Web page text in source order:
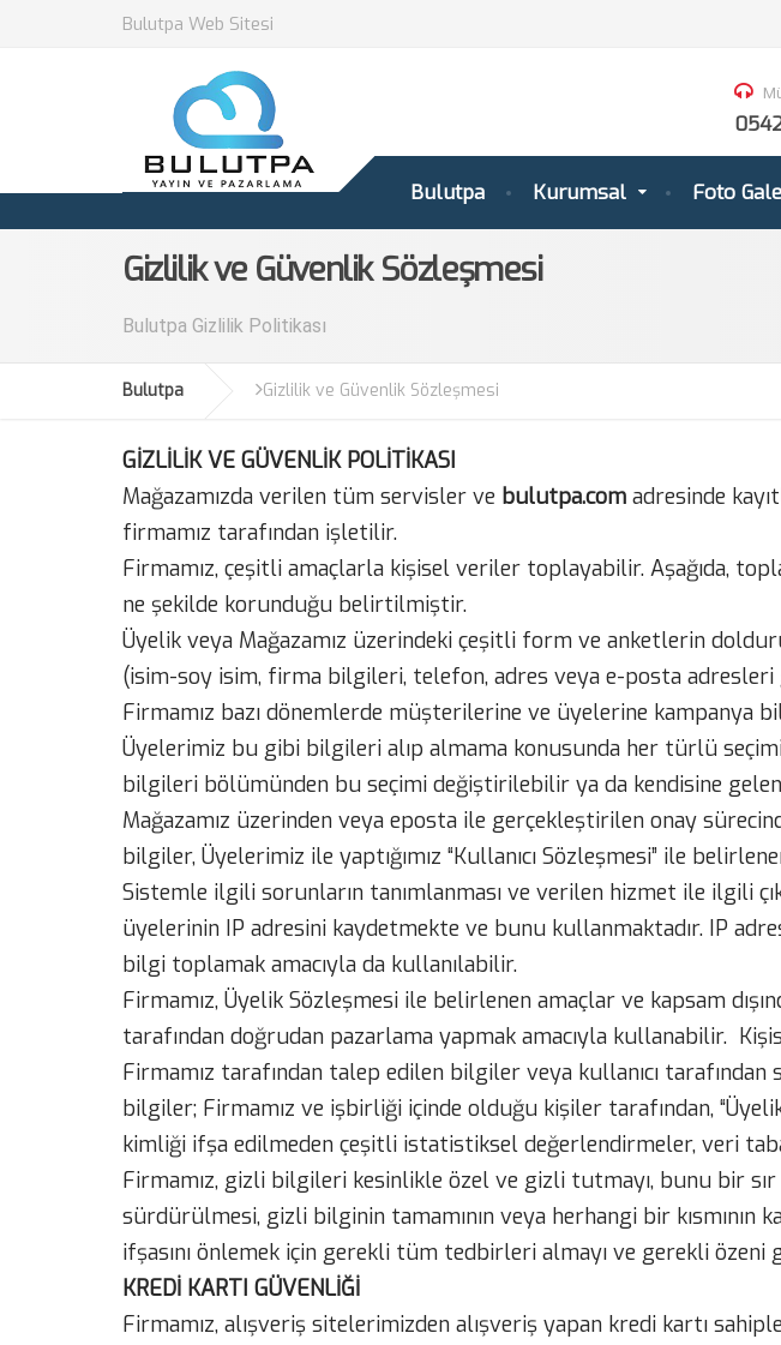
Bulutpa Web Sitesi
Bulutpa Kurumsal Foto
Gizlilik ve Güvenlik Sözleşmesi
Bulutpa Gizlilik Politikası
Bulutpa Gizlilik ve Güvenlik Sözleşmesi
GİZLİLİK VE GÜVENLİK POLİTİKASI
Mağazamızda verilen tüm servisler ve bulutpa.com adresinde
firmamız tarafından işletilir.
Firmamız, çeşitli amaçlarla kişisel veriler toplayabilir. Aşağıda,
ne şekilde korunduğu belirtilmiştir.
Üyelik veya Mağazamız üzerindeki çeşitli form ve anketlerin
(isim-soy isim, firma bilgileri, telefon, adres veya e-posta adresleri
Firmamız bazı dönemlerde müşterilerine ve üyelerine
Üyelerimiz bu gibi bilgileri alıp almama konusunda her türlü
bilgileri bölümünden bu seçimi değiştirilebilir ya da kendisine
Mağazamız üzerinden veya eposta ile gerçekleştirilen onay
bilgiler, Üyelerimiz ile yaptığımız “Kullanıcı Sözleşmesi” ile
Sistemle ilgili sorunların tanımlanması ve verilen hizmet ile ilgili
üyelerinin IP adresini kaydetmekte ve bunu kullanmaktadır. IP
bilgi toplamak amacıyla da kullanılabilir.
Firmamız, Üyelik Sözleşmesi ile belirlenen amaçlar ve kapsam
tarafından doğrudan pazarlama yapmak amacıyla kullanabilir.
Firmamız tarafından talep edilen bilgiler veya kullanıcı
bilgiler; Firmamız ve işbirliği içinde olduğu kişiler tarafından,
kimliği ifşa edilmeden çeşitli istatistiksel değerlendirmeler, veri
Firmamız, gizli bilgileri kesinlikle özel ve gizli tutmayı, bunu bir
sürdürülmesi, gizli bilginin tamamının veya herhangi bir kısmının
ifşasını önlemek için gerekli tüm tedbirleri almayı ve gerekli
KREDİ KARTI GÜVENLİĞİ
Firmamız, alışveriş sitelerimizden alışveriş yapan kredi kartı